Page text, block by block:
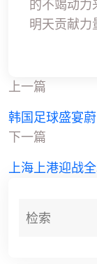
的不竭动力
明天贡献力
上一篇
韩国足球盛宴
下一篇
上海上港迎战